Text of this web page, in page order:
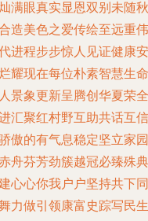
满眼真实显恩双别未随秋
造美色之爱传绘至远重伟
进程步步惊人见证健康安
耀现在每位朴素智慧生命
景象更新呈腾创华夏荣全
汇聚红村野互助共话互信
傲的有气息稳定坚立家园
舟芬芳劲簇越冠必臻殊典
心心你我户户坚持共下同
力做引领康富史踪写民生